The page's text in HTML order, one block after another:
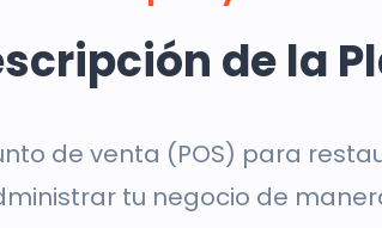
de la
de venta (POS) para
tu negocio de